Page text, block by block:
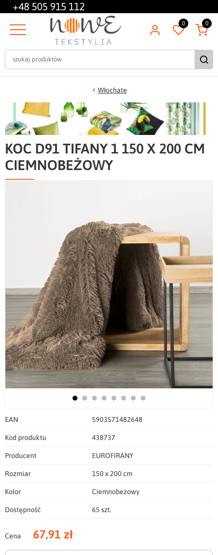
+48 505 915 112
0 0
Włochate
KOC D91 TIFANY 1 150 X 200 CM
CIEMNOBEŻOWY
EAN 5903571482648
Kod produktu 438737
Producent EUROFIRANY
Rozmiar 150 x 200 cm
Kolor Ciemnobeżowy
Dostępność 65 szt.
Cena 67,91 zł